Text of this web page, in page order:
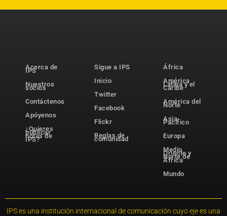
Acerca de
IPS
Nuestros
socios
Contáctenos
Apóyenos
¿Quieres
publicar
notas de
IPS?
Sigue a IPS
Inicio
Twitter
Facebook
Flickr
Reglas de
comunidad
África
América
Latina y el
Caribe
América del
Norte
Asia-
Pacífico
Europa
Medio
Oriente y
Norte de
África
Mundo
IPS es una institución internacional de comunicación cuyo eje es una